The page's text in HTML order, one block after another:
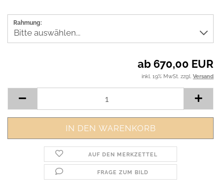
Rahmung:
ab 670,00 EUR
inkl. 19% MwSt. zzgl. Versand
AUF DEN MERKZETTEL
FRAGE ZUM BILD